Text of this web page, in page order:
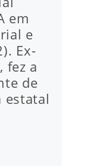
em
e
Ex-
fez a
de
estatal